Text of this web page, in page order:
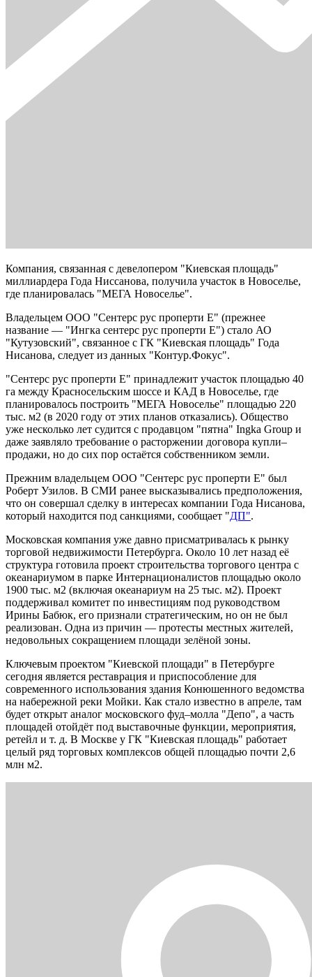
Компания, связанная с девелопером "Киевская площадь"
миллиардера Года Ниссанова, получила участок в Новоселье,
где планировалась "МЕГА Новоселье".
Владельцем ООО "Сентерс рус проперти Е" (прежнее
название — "Ингка сентерс рус проперти Е") стало АО
"Кутузовский", связанное с ГК "Киевская площадь" Года
Нисанова, следует из данных "Контур.Фокус".
"Сентерс рус проперти Е" принадлежит участок площадью 40
га между Красносельским шоссе и КАД в Новоселье, где
планировалось построить "МЕГА Новоселье" площадью 220
тыс. м2 (в 2020 году от этих планов отказались). Общество
уже несколько лет судится с продавцом "пятна" Ingka Group и
даже заявляло требование о расторжении договора купли–
продажи, но до сих пор остаётся собственником земли.
Прежним владельцем ООО "Сентерс рус проперти Е" был
Роберт Узилов. В СМИ ранее высказывались предположения,
что он совершал сделку в интересах компании Года Нисанова,
который находится под санкциями, сообщает "ДП".
Московская компания уже давно присматривалась к рынку
торговой недвижимости Петербурга. Около 10 лет назад её
структура готовила проект строительства торгового центра с
океанариумом в парке Интернационалистов площадью около
1900 тыс. м2 (включая океанариум на 25 тыс. м2). Проект
поддерживал комитет по инвестициям под руководством
Ирины Бабюк, его признали стратегическим, но он не был
реализован. Одна из причин — протесты местных жителей,
недовольных сокращением площади зелёной зоны.
Ключевым проектом "Киевской площади" в Петербурге
сегодня является реставрация и приспособление для
современного использования здания Конюшенного ведомства
на набережной реки Мойки. Как стало известно в апреле, там
будет открыт аналог московского фуд–молла "Депо", а часть
площадей отойдёт под выставочные функции, мероприятия,
ретейл и т. д. В Москве у ГК "Киевская площадь" работает
целый ряд торговых комплексов общей площадью почти 2,6
млн м2.